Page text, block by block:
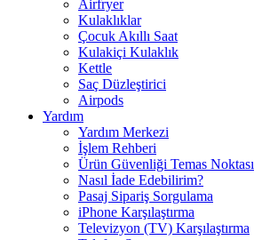
Airfryer
Kulaklıklar
Çocuk Akıllı Saat
Kulakiçi Kulaklık
Kettle
Saç Düzleştirici
Airpods
Yardım
Yardım Merkezi
İşlem Rehberi
Ürün Güvenliği Temas Noktası
Nasıl İade Edebilirim?
Pasaj Sipariş Sorgulama
iPhone Karşılaştırma
Televizyon (TV) Karşılaştırma